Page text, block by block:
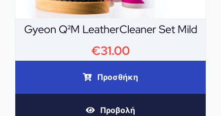
Gyeon Q²M LeatherCleaner Set Mild
€31.00
Προσθήκη
Προβολή